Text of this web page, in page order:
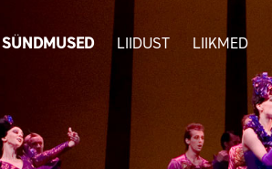
SÜNDMUSED LIIDUST LIIKMED